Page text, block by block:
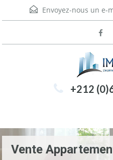
Envoyez-nous un e-
+212
Vente